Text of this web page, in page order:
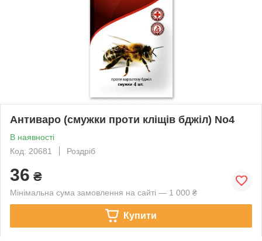
Антиваро (смужки проти кліщів бджіл) No4
В наявності
Код: 20681
Роздріб
36 ₴
Мінімальна сума замовлення на сайті — 1 000 ₴
Купити